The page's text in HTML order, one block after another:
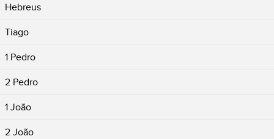
Hebreus
Tiago
1 Pedro
2 Pedro
1 João
2 João